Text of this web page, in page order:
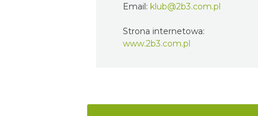
Email: klub@2b3.com.pl
Strona internetowa:
www.2b3.com.pl